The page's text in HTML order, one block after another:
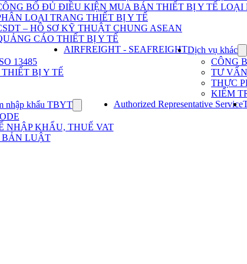
vụ
nhập
khẩu
TBYT
BỐ ĐỦ ĐIỀU KIỆN MUA BÁN THIẾT BỊ Y TẾ LOẠI
LOẠI TRANG THIẾT BỊ Y TẾ
– HỒ SƠ KỸ THUẬT CHUNG ASEAN
CÁO THIẾT BỊ Y TẾ
13485
BỊ Y TẾ
AIRFREIGHT - SEAFREIGHTDịch vụ khác
CÔNG
TƯ
THỰC
KIỂM
nhập khẩu TBYT
submenu
for
Kinh
NHẬP KHẨU, THUẾ VAT
LUẬT
Authorized Representative Service